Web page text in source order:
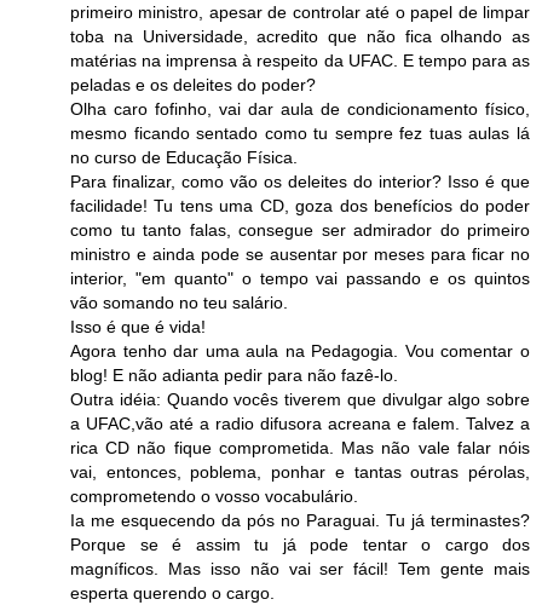
primeiro ministro, apesar de controlar até o papel de limpar
toba na Universidade, acredito que não fica olhando as
matérias na imprensa à respeito da UFAC. E tempo para as
peladas e os deleites do poder?
Olha caro fofinho, vai dar aula de condicionamento físico,
mesmo ficando sentado como tu sempre fez tuas aulas lá
no curso de Educação Física.
Para finalizar, como vão os deleites do interior? Isso é que
facilidade! Tu tens uma CD, goza dos benefícios do poder
como tu tanto falas, consegue ser admirador do primeiro
ministro e ainda pode se ausentar por meses para ficar no
interior, "em quanto" o tempo vai passando e os quintos
vão somando no teu salário.
Isso é que é vida!
Agora tenho dar uma aula na Pedagogia. Vou comentar o
blog! E não adianta pedir para não fazê-lo.
Outra idéia: Quando vocês tiverem que divulgar algo sobre
a UFAC,vão até a radio difusora acreana e falem. Talvez a
rica CD não fique comprometida. Mas não vale falar nóis
vai, entonces, poblema, ponhar e tantas outras pérolas,
comprometendo o vosso vocabulário.
Ia me esquecendo da pós no Paraguai. Tu já terminastes?
Porque se é assim tu já pode tentar o cargo dos
magníficos. Mas isso não vai ser fácil! Tem gente mais
esperta querendo o cargo.